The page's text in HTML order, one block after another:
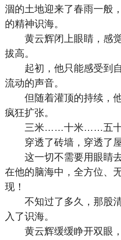
涸的土地迎来了春雨一般
的精神识海。
黄云辉闭上眼睛，感觉
拔高。
起初，他只能感受到自
流动的声音。
但随着灌顶的持续，他
疯狂扩张。
三米……十米……五
穿透了砖墙，穿透了屋
这一切不需要用眼睛去
在他的脑海中，全方位、
现！
不知过了多久，那股清
入了识海。
黄云辉缓缓睁开双眼，